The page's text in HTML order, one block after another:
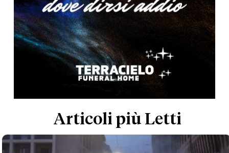
Articoli più Letti